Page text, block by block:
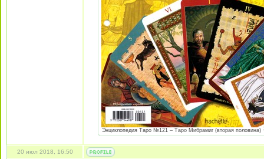
Энциклопедия Таро №121 – Таро Мибрамиг (вторая
20 июл 2018, 16:50